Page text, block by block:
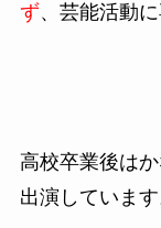
ず、芸能活動に
高校卒業後は
出演しています